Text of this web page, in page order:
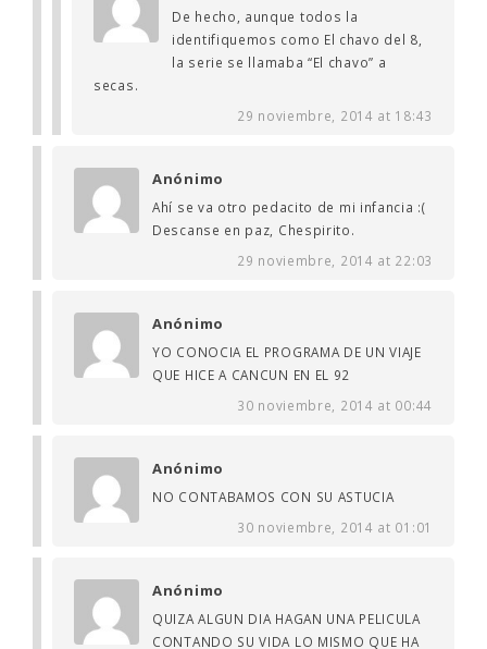
De hecho, aunque todos la
identifiquemos como El chavo del 8,
la serie se llamaba “El chavo” a
secas.
29 noviembre, 2014 at 18:43
Anónimo
Ahí se va otro pedacito de mi infancia :(
Descanse en paz, Chespirito.
29 noviembre, 2014 at 22:03
Anónimo
YO CONOCIA EL PROGRAMA DE UN VIAJE
QUE HICE A CANCUN EN EL 92
30 noviembre, 2014 at 00:44
Anónimo
NO CONTABAMOS CON SU ASTUCIA
30 noviembre, 2014 at 01:01
Anónimo
QUIZA ALGUN DIA HAGAN UNA PELICULA
CONTANDO SU VIDA LO MISMO QUE HA